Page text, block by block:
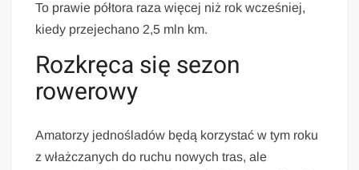
To prawie półtora raza więcej niż rok wcześniej,
kiedy przejechano 2,5 mln km.
Rozkręca się sezon
rowerowy
Amatorzy jednośladów będą korzystać w tym roku
z włażczanych do ruchu nowych tras, ale